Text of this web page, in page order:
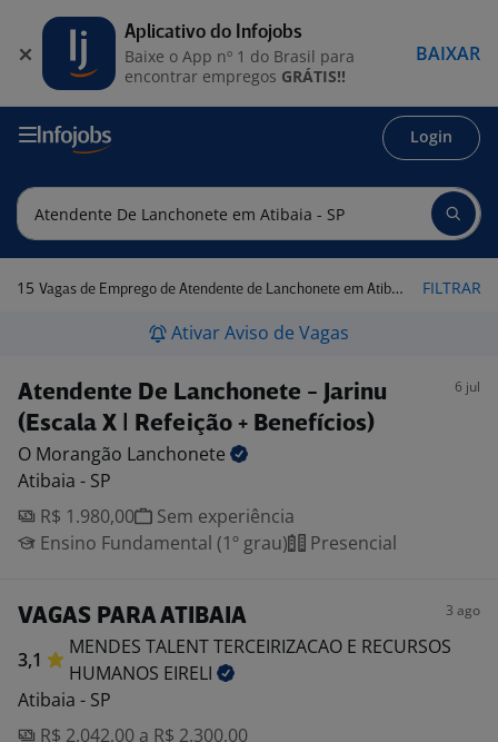
Login
15 Vagas de Emprego de Atendente de Lanchonete em Atibaia - SP FILTRAR
Ativar Aviso de Vagas
Atendente De Lanchonete - Jarinu
(Escala X | Refeição + Benefícios)
6 jul
O Morangão Lanchonete
Atibaia - SP
R$ 1.980,00
Sem experiência
Ensino Fundamental (1º grau)
Presencial
VAGAS PARA ATIBAIA 3 ago
3,1
MENDES TALENT TERCEIRIZACAO E RECURSOS
HUMANOS EIRELI
Atibaia - SP
R$ 2.042,00 a R$ 2.300,00
Aplicativo do Infojobs
Baixe o App nº 1 do Brasil para
encontrar empregos GRÁTIS!!
BAIXAR